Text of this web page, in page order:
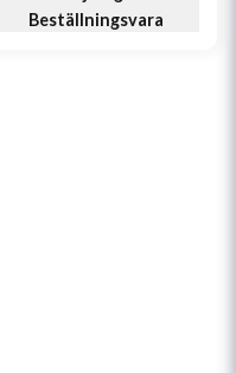
Beställningsvara